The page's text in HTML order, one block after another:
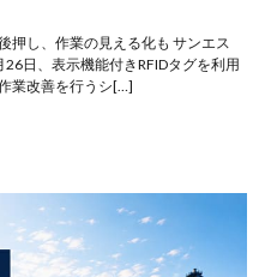
押し、作業の見える化も サンエス
26日、表示機能付きRFIDタグを利用
業改善を行うシ[…]